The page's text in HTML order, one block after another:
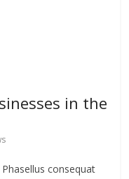
in the
consequat